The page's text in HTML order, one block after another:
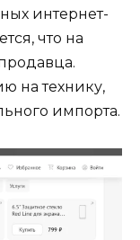
интернет-
что на
на технику,
импорта.